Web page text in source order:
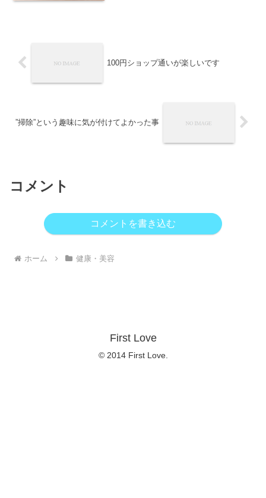
100円ショップ通いが楽しいです
”掃除”という趣味に気が付けてよかった事
コメント
コメントを書き込む
ホーム 健康・美容
First Love
© 2014 First Love.